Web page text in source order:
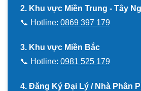
2. Khu vực Miền Trung - Tây
📞 Hotline: 0869 397 179
3. Khu vực Miền Bắc
📞 Hotline: 0981 525 179
4. Đăng Ký Đại Lý / Nhà Phân